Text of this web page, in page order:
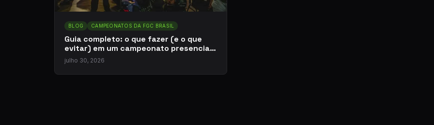
BLOG CAMPEONATOS DA FGC BRASIL
Guia completo: o que fazer (e o que
evitar) em um campeonato presencial
de jogos de luta
julho 30, 2026